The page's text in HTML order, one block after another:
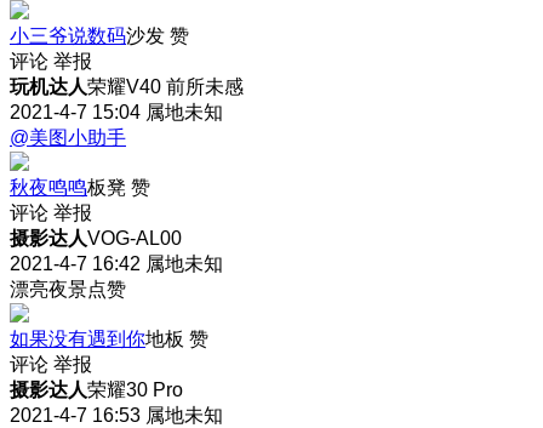
小三爷说数码沙发 赞
评论 举报
玩机达人荣耀V40 前所未感
2021-4-7 15:04 属地未知
@美图小助手
秋夜鸣鸣板凳 赞
评论 举报
摄影达人VOG-AL00
2021-4-7 16:42 属地未知
漂亮夜景点赞
如果没有遇到你地板 赞
评论 举报
摄影达人荣耀30 Pro
2021-4-7 16:53 属地未知